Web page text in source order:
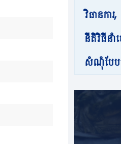
វិធានការ,
នីតិវិធីនាំ
សំណុំបែប